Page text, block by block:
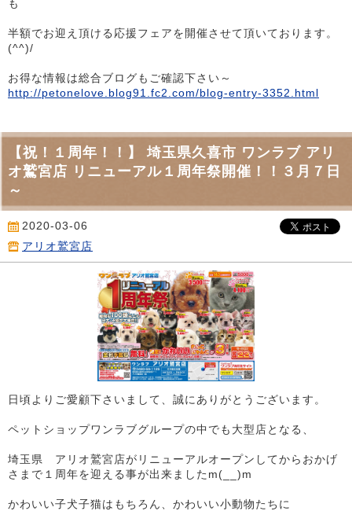
も
半額でお迎え頂ける応援フェアを開催させて頂いております。
(^^)/
お得な情報は総合ブログもご確認下さい～
http://petonelove.blog91.fc2.com/blog-entry-3352.html
【祝！１周年！！】 埼玉県久喜市 ワンラブ アリ
オ鷲宮店 リニューアル１周年祭開催！！３月７日
～
2020-03-06
アリオ鷲宮店
日頃よりご愛顧下さいまして、誠にありがとうございます。
ペットショップワンラブグループの中でも大型店となる、
埼玉県 アリオ鷲宮店がリニューアルオープンしてからおかげ
さまで１周年を迎える事が出来ましたm(__)m
かわいい子犬子猫はもちろん、かわいい小動物たちに